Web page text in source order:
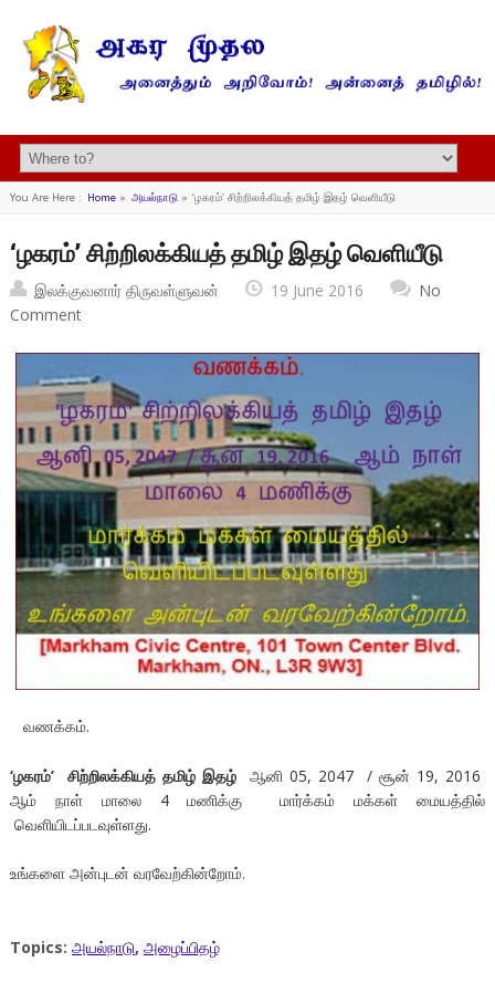
You Are Here : Home» அயல்நாடு» ‘ழகரம்’ சிற்றிலக்கியத் தமிழ் இதழ் வெளியீடு
‘ழகரம்’ சிற்றிலக்கியத் தமிழ் இதழ் வெளியீடு
இலக்குவனார் திருவள்ளுவன் 19 June 2016
No
Comment
வணக்கம்.
‘ழகரம்’ சிற்றிலக்கியத் தமிழ் இதழ்ஆனி 05, 2047 / சூன் 19, 2016
ஆம் நாள் மாலை 4 மணிக்கு மார்க்கம் மக்கள் மையத்தில்
வெளியிடப்படவுள்ளது.
உங்களை அன்புடன் வரவேற்கின்றோம்.
Topics: அயல்நாடு, அழைப்பிதழ்